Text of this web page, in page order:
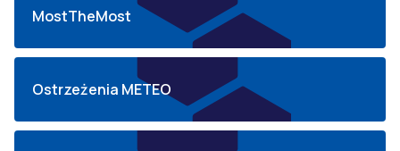
MostTheMost
Ostrzeżenia METEO